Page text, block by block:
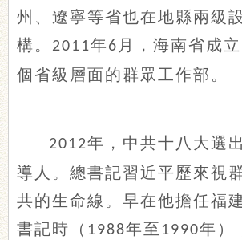
州、遼寧等省也在地縣兩級
構。 2011年 6 月，海南省成
個省級層面的群眾工作部。
2012年，中共十八大選
導人。總書記習近平歷來視
共的生命線。早在他擔任福
書記時（ 1988年至 1990年）